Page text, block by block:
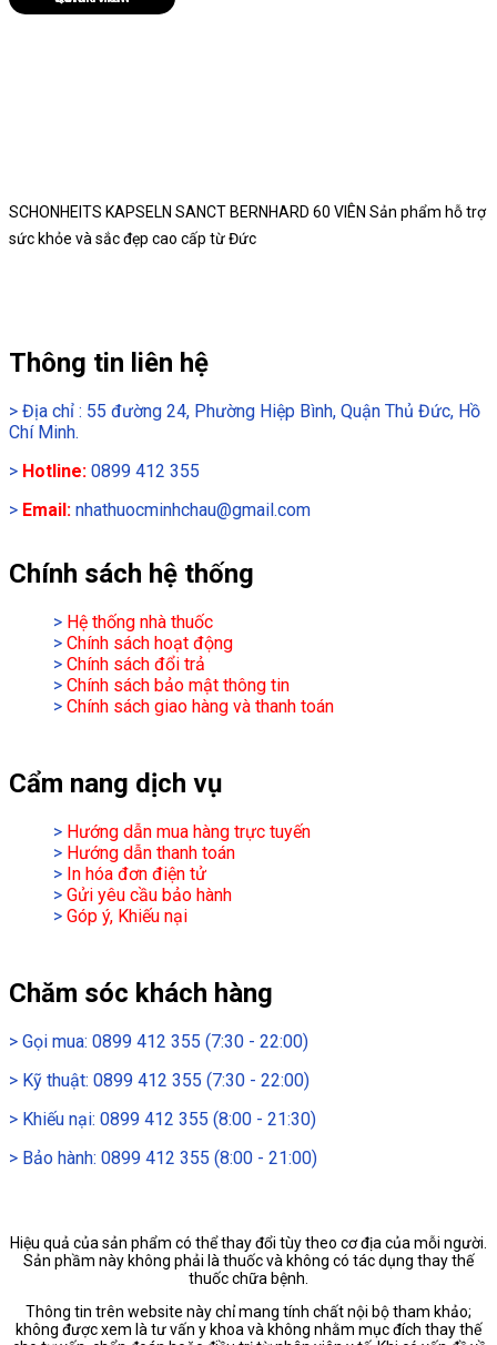
SCHONHEITS KAPSELN SANCT BERNHARD 60 VIÊN Sản phẩm hỗ trợ
sức khỏe và sắc đẹp cao cấp từ Đức
Thông tin liên hệ
> Địa chỉ : 55 đường 24, Phường Hiệp Bình, Quận Thủ Đức, Hồ
Chí Minh.
> Hotline: 0899 412 355
> Email: nhathuocminhchau@gmail.com
Chính sách hệ thống
> Hệ thống nhà thuốc
> Chính sách hoạt động
> Chính sách đổi trả
> Chính sách bảo mật thông tin
> Chính sách giao hàng và thanh toán
Cẩm nang dịch vụ
> Hướng dẫn mua hàng trực tuyến
> Hướng dẫn thanh toán
> In hóa đơn điện tử
> Gửi yêu cầu bảo hành
> Góp ý, Khiếu nại
Chăm sóc khách hàng
> Gọi mua: 0899 412 355 (7:30 - 22:00)
> Kỹ thuật: 0899 412 355 (7:30 - 22:00)
> Khiếu nại: 0899 412 355 (8:00 - 21:30)
> Bảo hành: 0899 412 355 (8:00 - 21:00)
Hiệu quả của sản phẩm có thể thay đổi tùy theo cơ địa của mỗi người.
Sản phầm này không phải là thuốc và không có tác dụng thay thế
thuốc chữa bệnh.
Thông tin trên website này chỉ mang tính chất nội bộ tham khảo;
không được xem là tư vấn y khoa và không nhằm mục đích thay thế